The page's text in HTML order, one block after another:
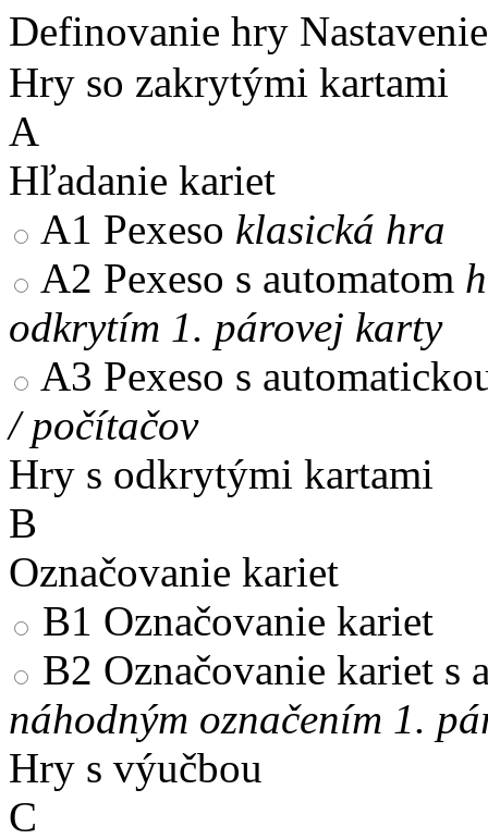
Definovanie hry
Hry so zakrytými kartami
A
Hľadanie kariet
A1 Pexeso klasická hra
A2 Pexeso s automatom
odkrytím 1. párovej karty
A3 Pexeso s
/ počítačov
Hry s odkrytými kartami
B
Označovanie kariet
B1 Označovanie kariet
B2 Označovanie kariet s
náhodným označením 1.
Hry s výučbou
C